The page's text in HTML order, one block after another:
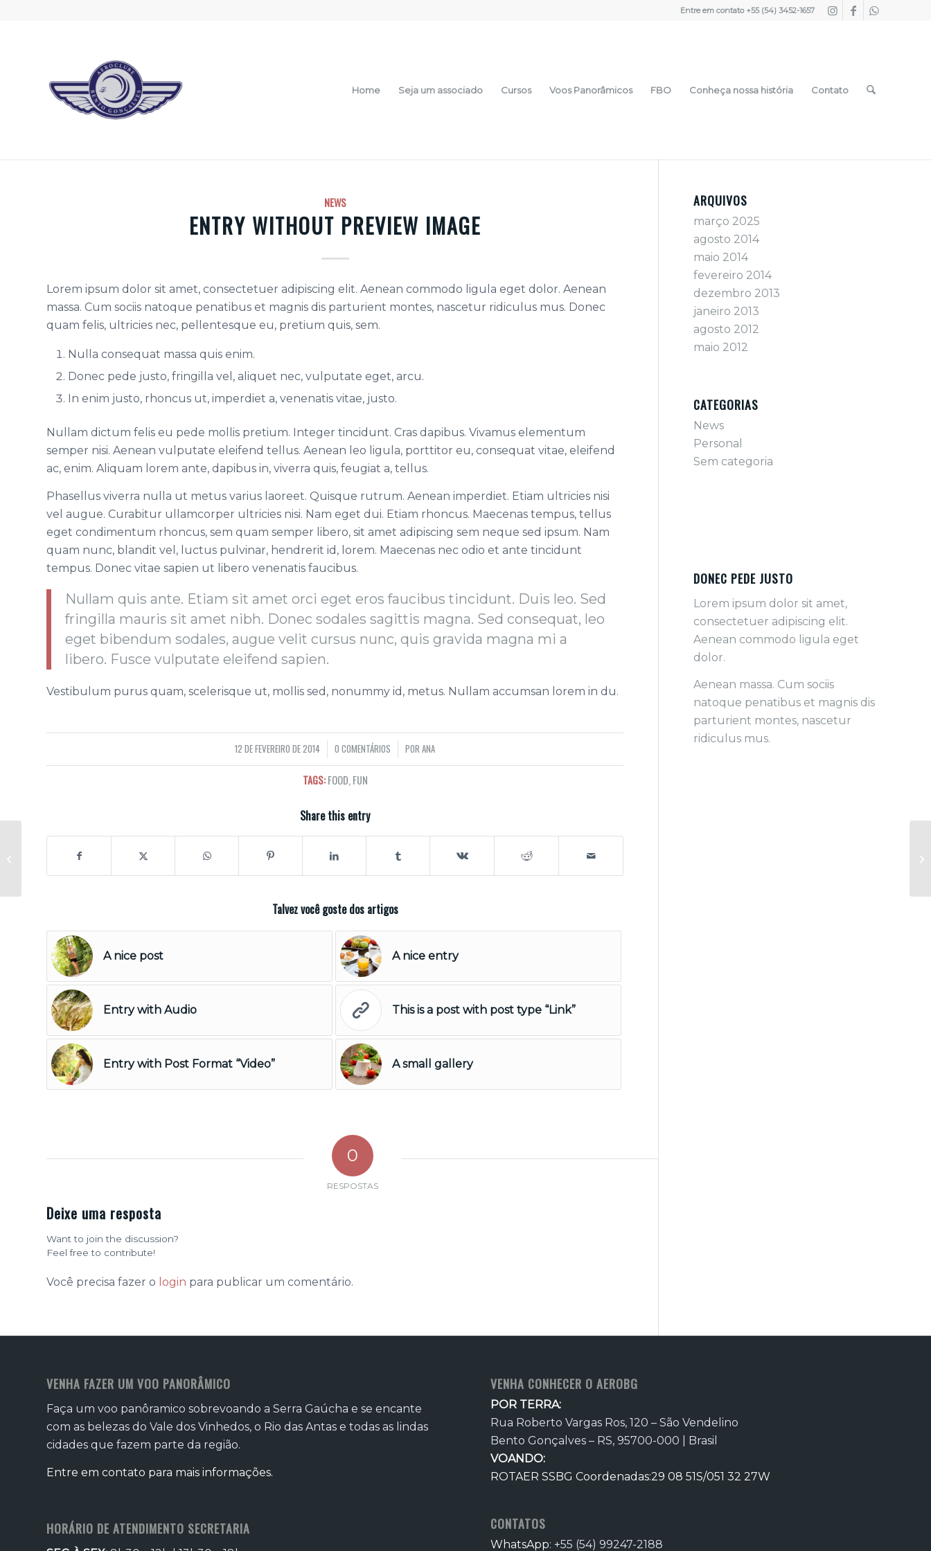
Entre em contato +55 (54) 3452-1657
Home Seja um associado Cursos Voos Panorâmicos FBO Conheça nossa história Contato
NEWS
ENTRY WITHOUT PREVIEW IMAGE
Lorem ipsum dolor sit amet, consectetuer adipiscing elit. Aenean commodo ligula eget dolor. Aenean
massa. Cum sociis natoque penatibus et magnis dis parturient montes, nascetur ridiculus mus. Donec
quam felis, ultricies nec, pellentesque eu, pretium quis, sem.
Nulla consequat massa quis enim.
Donec pede justo, fringilla vel, aliquet nec, vulputate eget, arcu.
In enim justo, rhoncus ut, imperdiet a, venenatis vitae, justo.
Nullam dictum felis eu pede mollis pretium. Integer tincidunt. Cras dapibus. Vivamus elementum
semper nisi. Aenean vulputate eleifend tellus. Aenean leo ligula, porttitor eu, consequat vitae, eleifend
ac, enim. Aliquam lorem ante, dapibus in, viverra quis, feugiat a, tellus.
Phasellus viverra nulla ut metus varius laoreet. Quisque rutrum. Aenean imperdiet. Etiam ultricies nisi
vel augue. Curabitur ullamcorper ultricies nisi. Nam eget dui. Etiam rhoncus. Maecenas tempus, tellus
eget condimentum rhoncus, sem quam semper libero, sit amet adipiscing sem neque sed ipsum. Nam
quam nunc, blandit vel, luctus pulvinar, hendrerit id, lorem. Maecenas nec odio et ante tincidunt
tempus. Donec vitae sapien ut libero venenatis faucibus.
Nullam quis ante. Etiam sit amet orci eget eros faucibus tincidunt. Duis leo. Sed
fringilla mauris sit amet nibh. Donec sodales sagittis magna. Sed consequat, leo
eget bibendum sodales, augue velit cursus nunc, quis gravida magna mi a
libero. Fusce vulputate eleifend sapien.
Vestibulum purus quam, scelerisque ut, mollis sed, nonummy id, metus. Nullam accumsan lorem in du.
12 DE FEVEREIRO DE 2014
/ 0 COMENTÁRIOS
/ PORANA
TAGS: FOOD, FUN
Share this entry
Talvez você goste dos artigos
A nice post A nice entry
Entry with Audio This is a post with post type “Link”
Entry with Post Format “Video” A small gallery
0
RESPOSTAS
Deixe uma resposta
Want to join the discussion?
Feel free to contribute!
Você precisa fazer o login para publicar um comentário.
ARQUIVOS
março 2025
agosto 2014
maio 2014
fevereiro 2014
dezembro 2013
janeiro 2013
agosto 2012
maio 2012
CATEGORIAS
News
Personal
Sem categoria
DONEC PEDE JUSTO
Lorem ipsum dolor sit amet,
consectetuer adipiscing elit.
Aenean commodo ligula eget
dolor.
Aenean massa. Cum sociis
natoque penatibus et magnis dis
parturient montes, nascetur
ridiculus mus.
VENHA FAZER UM VOO PANORÂMICO
Faça um voo panôramico sobrevoando a Serra Gaúcha e se encante
com as belezas do Vale dos Vinhedos, o Rio das Antas e todas as lindas
cidades que fazem parte da região.
Entre em contato para mais informações.
HORÁRIO DE ATENDIMENTO SECRETARIA
VENHA CONHECER O AEROBG
POR TERRA:
Rua Roberto Vargas Ros, 120 – São Vendelino
Bento Gonçalves – RS, 95700-000 | Brasil
VOANDO:
ROTAER SSBG Coordenadas:29 08 51S/051 32 27W
CONTATOS
WhatsApp: +55 (54) 99247-2188
Entry with Post